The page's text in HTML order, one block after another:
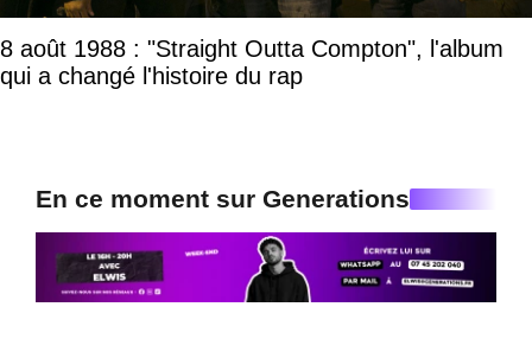
8 août 1988 : "Straight Outta Compton", l'album
qui a changé l'histoire du rap
En ce moment sur Generations